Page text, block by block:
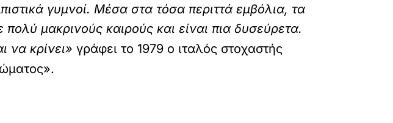
γυμνοί. Μέσα στα τόσα περιττά εμβόλια, τα
μακρινούς καιρούς και είναι πια δυσεύρετα.
να κρίνει» γράφει το 1979 ο ιταλός στοχαστής